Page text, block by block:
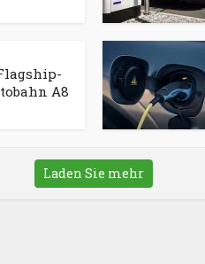
A8
Laden Sie mehr